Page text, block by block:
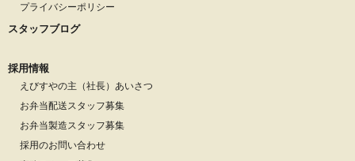
プライバシーポリシー
スタッフブログ
採用情報
えびすやの主（社長）あいさつ
お弁当配送スタッフ募集
お弁当製造スタッフ募集
採用のお問い合わせ